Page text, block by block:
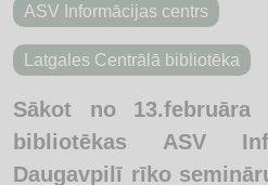
ASV Informācijas centrs
Latgales Centrālā bibliotēka
Sākot no 13.februāra
bibliotēkas ASV
Daugavpilī rīko